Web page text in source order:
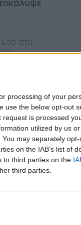
processing of your
use the below opt-out
is processed
utilized by us
may separately
on the IAB’s list of
to third parties on the
third parties.
στη
καθώς η
Πρεμιέρας
αλλά